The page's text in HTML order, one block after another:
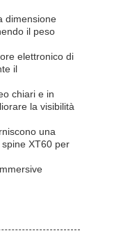
dimensione
il peso
elettronico di
il
chiari e in
la visibilità
una
XT60 per